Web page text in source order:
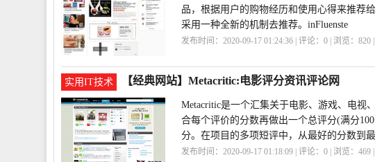
品，根据用户的购物经历和使用心得来推荐
采用一种全新的机制去推荐。inFluenste
发布时间：2020-09-17 01:24:36 | 评论：0 | 浏览：820
实用IT技术 【经典网站】Metacritic:电影评分资讯评论网
Metacritic是一个汇集关于电影、游戏、电视
合每个评价的分数再做出一个总评分(满分
分。在项目的多项短评中，从最好的分数到
发布时间：2020-09-17 01:18:09 | 评论：0 | 浏览：469